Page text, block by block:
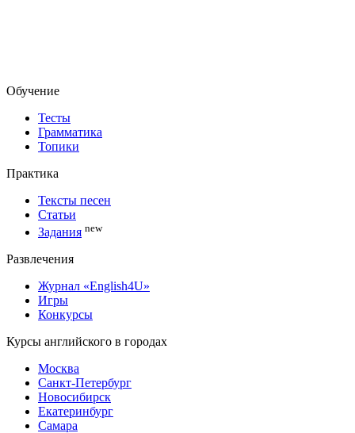
Обучение
Тесты
Грамматика
Топики
Практика
Тексты песен
Статьи
Задания new
Развлечения
Журнал «English4U»
Игры
Конкурсы
Курсы английского в городах
Москва
Санкт-Петербург
Новосибирск
Екатеринбург
Самара